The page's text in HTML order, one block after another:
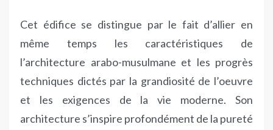
Cet édifice se distingue par le fait d’allier en
même temps les caractéristiques de
l’architecture arabo-musulmane et les progrès
techniques dictés par la grandiosité de l’oeuvre
et les exigences de la vie moderne. Son
architecture s’inspire profondément de la pureté